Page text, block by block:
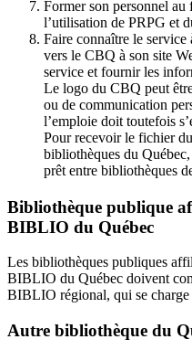
Former son personnel
l’utilisation de PRPG et
Faire connaître le service
vers le CBQ à son site
service et fournir les
Le logo du CBQ peut
ou de communication
l’emploie doit toutefois
Pour recevoir le fichier
bibliothèques du
prêt entre bibliothèques
Bibliothèque publique
BIBLIO du Québec
Les bibliothèques publiques
BIBLIO du Québec doivent
BIBLIO régional, qui se charge
Autre bibliothèque du